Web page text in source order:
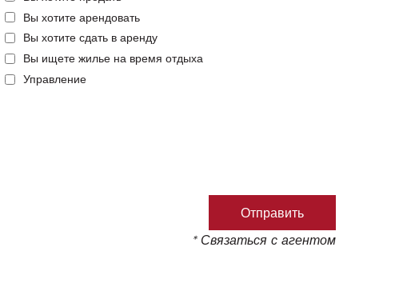
Вы хотите арендовать
Вы хотите сдать в аренду
Вы ищете жилье на время отдыха
Управление
* Связаться с агентом